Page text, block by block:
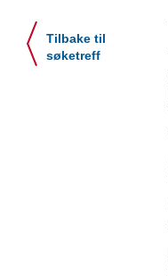
Tilbake til
søketreff